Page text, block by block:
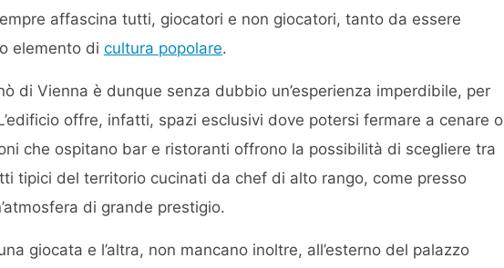
affascina tutti, giocatori e non giocatori, tanto da essere
elemento di cultura popolare.
di Vienna è dunque senza dubbio un’esperienza imperdibile, per
offre, infatti, spazi esclusivi dove potersi fermare a cenare o
che ospitano bar e ristoranti offrono la possibilità di scegliere tra
tipici del territorio cucinati da chef di alto rango, come presso
di grande prestigio.
giocata e l’altra, non mancano inoltre, all’esterno del palazzo